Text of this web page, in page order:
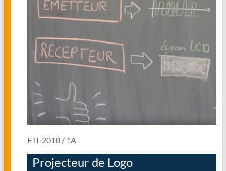
ETI-2018 / 1A
Projecteur de Logo